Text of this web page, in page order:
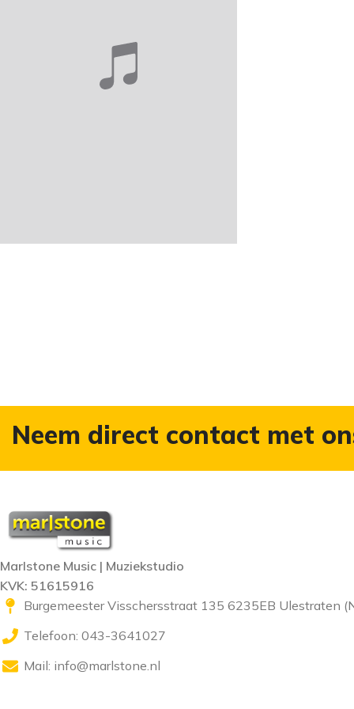
Neem direct contact met
Marlstone Music | Muziekstudio
KVK: 51615916
Burgemeester Visschersstraat 135 6235EB Ulestraten
Telefoon: 043-3641027
Mail: info@marlstone.nl